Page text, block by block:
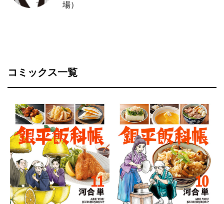
場）
コミックス一覧